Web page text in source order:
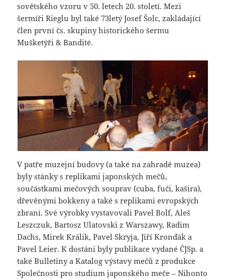
sovětského vzoru v 50. letech 20. století. Mezi
šermíři Rieglu byl také 73letý Josef Šolc, zakládající
člen první čs. skupiny historického šermu
Mušketýři & Bandité.
V patře muzejní budovy (a také na zahradě muzea)
byly stánky s replikami japonských mečů,
součástkami mečových souprav (cuba, fuči, kašira),
dřevěnými bokkeny a také s replikami evropských
zbraní. Své výrobky vystavovali Pavel Bolf, Aleš
Leszczuk, Bartosz Ulatovski z Warszawy, Radim
Dachs, Mirek Králik, Pavel Skryja, Jiří Kronďák a
Pavel Leier. K dostáni byly publikace vydané ČJSp. a
také Bulletiny a Katalog výstavy mečů z produkce
Společnosti pro studium japonského meče – Nihonto